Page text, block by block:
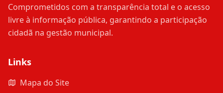
Comprometidos com a transparência total e o acesso
livre à informação pública, garantindo a participação
cidadã na gestão municipal.
Links
Mapa do Site